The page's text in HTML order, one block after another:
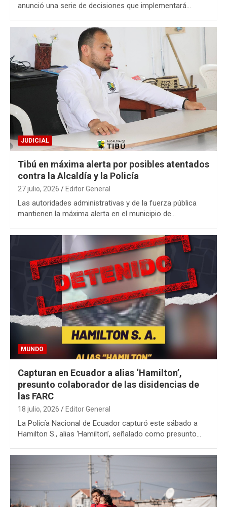
anunció una serie de decisiones que implementará…
JUDICIAL
Tibú en máxima alerta por posibles atentados
contra la Alcaldía y la Policía
27 julio, 2026 Editor General
Las autoridades administrativas y de la fuerza pública
mantienen la máxima alerta en el municipio de…
MUNDO
Capturan en Ecuador a alias ‘Hamilton’,
presunto colaborador de las disidencias de
las FARC
18 julio, 2026 Editor General
La Policía Nacional de Ecuador capturó este sábado a
Hamilton S., alias ‘Hamilton’, señalado como presunto…